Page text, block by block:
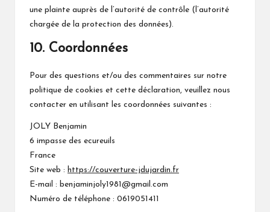
une plainte auprès de l’autorité de contrôle (l’autorité
chargée de la protection des données).
10. Coordonnées
Pour des questions et/ou des commentaires sur notre
politique de cookies et cette déclaration, veuillez nous
contacter en utilisant les coordonnées suivantes :
JOLY Benjamin
6 impasse des ecureuils
France
Site web : https://couverture-jdujardin.fr
E-mail : benjaminjoly1981@gmail.com
Numéro de téléphone : 0619051411